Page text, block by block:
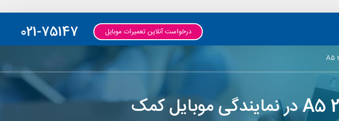
021-75147 درخواست آنلاین تعمیرات موبایل